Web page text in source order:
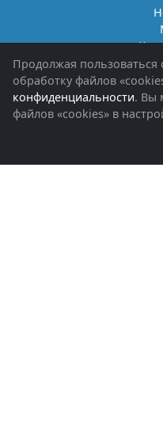
Помощь
Об
Продолжая пользоваться
обработку файлов
конфиденциальности. Вы
файлов «cookies» в